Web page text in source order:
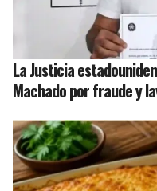
La Justicia
Machado por fraude y